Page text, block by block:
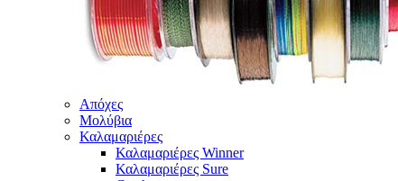
Απόχες
Μολύβια
Καλαμαριέρες
Καλαμαριέρες Winner
Καλαμαριέρες Sure